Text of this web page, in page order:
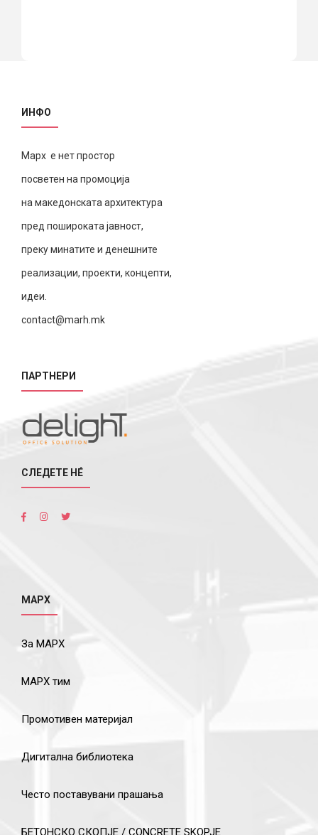
ИНФО
Марх е нет простор
посветен на промоција
на македонската архитектура
пред пошироката јавност,
преку минатите и денешните
реализации, проекти, концепти,
идеи.
contact@marh.mk
ПАРТНЕРИ
СЛЕДЕТЕ НÉ
МАРХ
За МАРХ
МАРХ тим
Промотивен материјал
Дигитална библиотека
Често поставувани прашања
БЕТОНСКО СКОПЈЕ / CONCRETE SKOPJE